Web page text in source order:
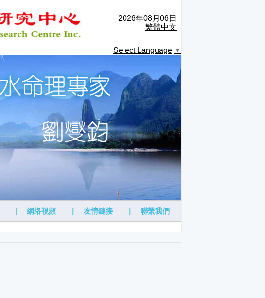
2026年08月06日
繁體中文
Select Language ▼
網络視頻 友情鏈接 聯繫我們